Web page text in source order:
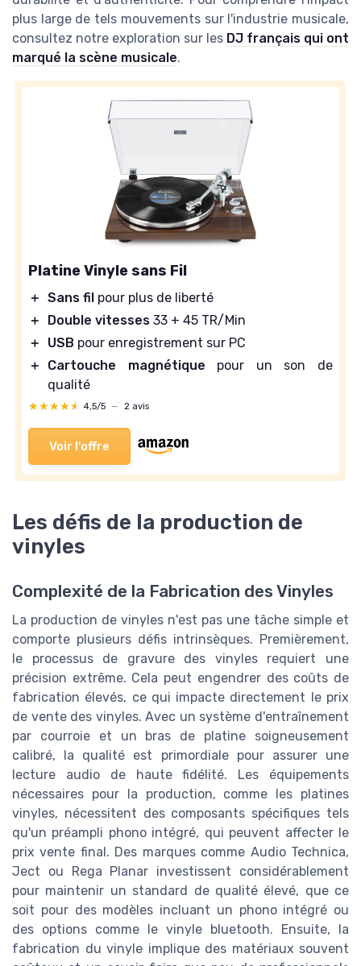
plus large de tels mouvements sur l'industrie musicale,
consultez notre exploration sur les DJ français qui ont
marqué la scène musicale.
Platine Vinyle sans Fil
＋ Sans fil pour plus de liberté
＋
Double vitesses 33 + 45 TR/Min
＋
USB pour enregistrement sur PC
＋
Cartouche magnétique pour un son de
qualité
★★★★★
★★★★★ 4,5/5 — 2 avis
Voir l'offre
Les défis de la production de
vinyles
Complexité de la Fabrication des Vinyles
La production de vinyles n'est pas une tâche simple et
comporte plusieurs défis intrinsèques. Premièrement,
le processus de gravure des vinyles requiert une
précision extrême. Cela peut engendrer des coûts de
fabrication élevés, ce qui impacte directement le prix
de vente des vinyles. Avec un système d'entraînement
par courroie et un bras de platine soigneusement
calibré, la qualité est primordiale pour assurer une
lecture audio de haute fidélité. Les équipements
nécessaires pour la production, comme les platines
vinyles, nécessitent des composants spécifiques tels
qu'un préampli phono intégré, qui peuvent affecter le
prix vente final. Des marques comme Audio Technica,
Ject ou Rega Planar investissent considérablement
pour maintenir un standard de qualité élevé, que ce
soit pour des modèles incluant un phono intégré ou
des options comme le vinyle bluetooth. Ensuite, la
fabrication du vinyle implique des matériaux souvent